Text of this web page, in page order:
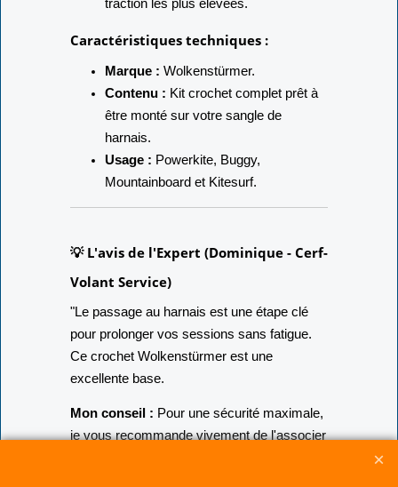
résistance optimale aux forces de
traction les plus élevées.
Caractéristiques techniques :
Marque : Wolkenstürmer.
Contenu :Kit crochet complet prêt à
être monté sur votre sangle de
harnais.
Usage :Powerkite, Buggy,
Mountainboard et Kitesurf.
💡 L'avis de l'Expert (Dominique - Cerf-
Volant Service)
"Le passage au harnais est une étape clé
pour prolonger vos sessions sans fatigue.
Ce crochet Wolkenstürmer est une
excellente base.
Mon conseil :Pour une sécurité maximale,